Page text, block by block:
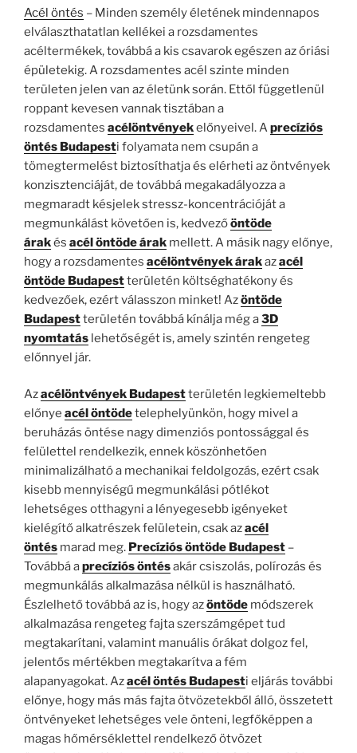
Acél öntés – Minden személy életének mindennapos
elválaszthatatlan kellékei a rozsdamentes
acéltermékek, továbbá a kis csavarok egészen az óriási
épületekig. A rozsdamentes acél szinte minden
területen jelen van az életünk során. Ettől függetlenül
roppant kevesen vannak tisztában a
rozsdamentes acélöntvényekelőnyeivel. Aprecíziós
öntés Budapesti folyamata nem csupán a
tömegtermelést biztosíthatja és elérheti az öntvények
konzisztenciáját, de továbbá megakadályozza a
megmaradt késjelek stressz-koncentrációját a
megmunkálást követően is, kedvezőöntöde
árakés acél öntöde árak mellett. A másik nagy előnye,
hogy a rozsdamentes acélöntvények árakazacél
öntöde Budapestterületén költséghatékony és
kedvezőek, ezért válasszon minket! Azöntöde
Budapestterületén továbbá kínálja még a3D
nyomtatás lehetőségét is, amely szintén rengeteg
előnnyel jár.
Azacélöntvények Budapestterületén legkiemeltebb
előnye acél öntödetelephelyünkön, hogy mivel a
beruházás öntése nagy dimenziós pontossággal és
felülettel rendelkezik, ennek köszönhetően
minimalizálható a mechanikai feldolgozás, ezért csak
kisebb mennyiségű megmunkálási pótlékot
lehetséges otthagyni a lényegesebb igényeket
kielégítő alkatrészek felületein, csak azacél
öntés marad meg. Precíziós öntöde Budapest –
Továbbá aprecíziós öntésakár csiszolás, polírozás és
megmunkálás alkalmazása nélkül is használható.
Észlelhető továbbá az is, hogy azöntöde módszerek
alkalmazása rengeteg fajta szerszámgépet tud
megtakarítani, valamint manuális órákat dolgoz fel,
jelentős mértékben megtakarítva a fém
alapanyagokat. Azacél öntés Budapesti eljárás további
előnye, hogy más más fajta ötvözetekből álló, összetett
öntvényeket lehetséges vele önteni, legfőképpen a
magas hőmérséklettel rendelkező ötvözet